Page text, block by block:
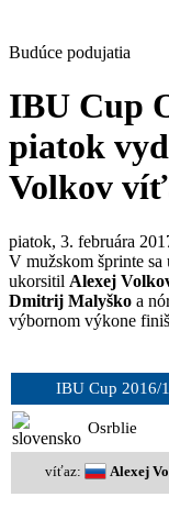
Budúce podujatia
IBU Cup
piatok
Volkov
piatok, 3. februára
V mužskom šprinte
ukorsitil Alexej
Dmitrij Malyško a
výbornom výkone
IBU Cup 2016/
Osrblie
víťaz: Alexej